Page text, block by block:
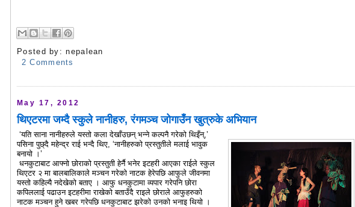
Posted by:nepalean
2 Comments
May 17, 2012
थिएटरमा जम्दै स्कुले नानीहरु, रंगमञ्च जोगाउँन खुत्रुके अभियान
‘यति साना नानीहरुले यस्तो कला देखाँउछन् भन्ने कल्पनै गरेको थिइँन्,’
पसिना पुछ्दै महेन्द्र राई भन्दै थिए, ‘नानीहरुको प्रस्तुतीले मलाई भावुक
बनायो ।’
धनकुटाबाट आफ्नो छोराको प्रस्तुती हेर्नै भनेर इटहरी आएका राईले स्कुल
थिएटर २ मा बालबालिकाले मञ्चन गरेको नाटक हेरेपछि आफुले जीवनमा
यस्तो कहिल्यै नदेखेको बताए । आफु धनकुटामा व्यपार गरेपनि छोरा
कपिललाई पढाउन इटहरीमा राखेको बताउँदै राइले छोराले आफुहरुको
नाटक मञ्चन हुने खबर गरेपछि धनकुटाबाट झरेको उनको भनाइ थियो ।